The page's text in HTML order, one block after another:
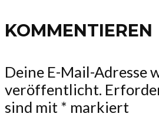
KOMMENTIEREN
Deine E-Mail-Adresse
veröffentlicht.
sind mit * markiert